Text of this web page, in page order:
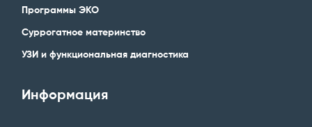
Программы ЭКО
Суррогатное материнство
УЗИ и функциональная диагностика
Информация